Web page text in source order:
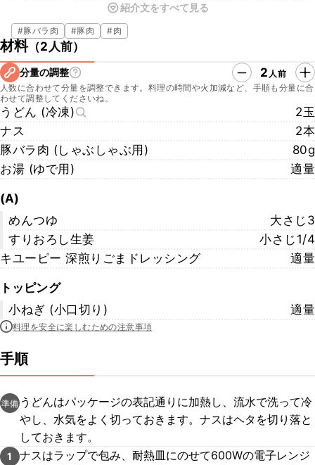
わいに♪すりたてのごまの香りとまろやかな味わいが、野菜はもちろ
ん、うどんやお肉ともよく合うので、お箸が進みますよ。ぜひ試して
みてくださいね！
紹介文をすべて見る
#豚バラ肉 #豚肉 #肉
材料（2人前）
分量の調整 2 人前
人数に合わせて分量を調整できます。料理の時間や火加減など、手順も分量に合
わせて調整してくださいね。
うどん (冷凍)
2玉
ナス
2本
豚バラ肉 (しゃぶしゃぶ用)
80g
お湯 (ゆで用)
適量
(A)
めんつゆ
大さじ3
すりおろし生姜
小さじ1/4
キユーピー 深煎りごまドレッシング
適量
トッピング
小ねぎ (小口切り)
適量
料理を安全に楽しむための注意事項
手順
準備 うどんはパッケージの表記通りに加熱し、流水で洗って冷
やし、水気をよく切っておきます。ナスはヘタを切り落と
しておきます。
1
ナスはラップで包み、耐熱皿にのせて600Wの電子レンジ